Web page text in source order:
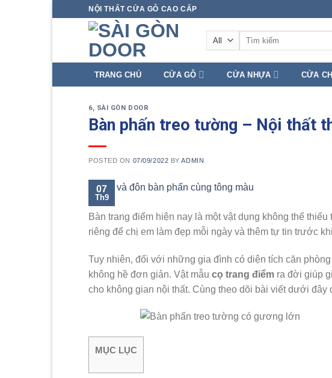
NỘI THẤT CỬA GỖ CAO CẤP
Tìm
TRANG CHỦ CỬA GỖ CỬA NHỰA CỬA
6, SÀI GÒN DOOR
Bàn phấn treo tường – Nội thất
POSTED ON 07/09/2022 BYADMIN
07
Th9
Bàn trang điểm hiện nay là một vật dụng không thể
riêng để chị em làm đẹp mỗi ngày và thêm tự tin trước
Tuy nhiên, đối với những gia đình có diện tích căn
không hề đơn giản. Vật mẫu cọ trang điểm ra đời giúp
cho không gian nội thất. Cùng theo dõi bài viết dưới đây
MỤC LỤC